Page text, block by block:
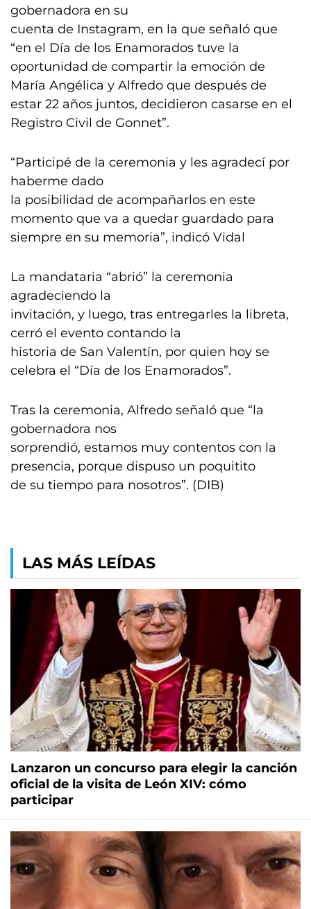
gobernadora en su
cuenta de Instagram, en la que señaló que
“en el Día de los Enamorados tuve la
oportunidad de compartir la emoción de
María Angélica y Alfredo que después de
estar 22 años juntos, decidieron casarse en el
Registro Civil de Gonnet”.
“Participé de la ceremonia y les agradecí por
haberme dado
la posibilidad de acompañarlos en este
momento que va a quedar guardado para
siempre en su memoria”, indicó Vidal
La mandataria “abrió” la ceremonia
agradeciendo la
invitación, y luego, tras entregarles la libreta,
cerró el evento contando la
historia de San Valentín, por quien hoy se
celebra el “Día de los Enamorados”.
Tras la ceremonia, Alfredo señaló que “la
gobernadora nos
sorprendió, estamos muy contentos con la
presencia, porque dispuso un poquitito
de su tiempo para nosotros”. (DIB)
LAS MÁS LEÍDAS
Lanzaron un concurso para elegir la canción
oficial de la visita de León XIV: cómo
participar